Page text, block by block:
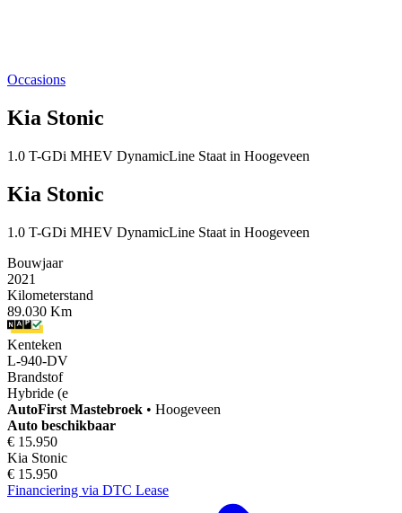
Occasions
Kia Stonic
1.0 T-GDi MHEV DynamicLine Staat in Hoogeveen
Kia Stonic
1.0 T-GDi MHEV DynamicLine Staat in Hoogeveen
Bouwjaar
2021
Kilometerstand
89.030 Km
Kenteken
L-940-DV
Brandstof
Hybride (e
AutoFirst Mastebroek • Hoogeveen
Auto beschikbaar
€ 15.950
Kia Stonic
€ 15.950
Financiering via DTC Lease